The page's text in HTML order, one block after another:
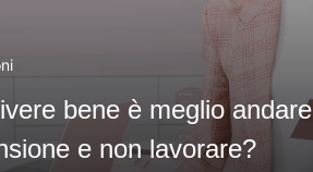
bene è meglio andare
e non lavorare?